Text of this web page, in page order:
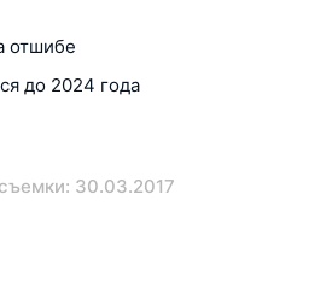
отшибе
до 2024 года
30.03.2017